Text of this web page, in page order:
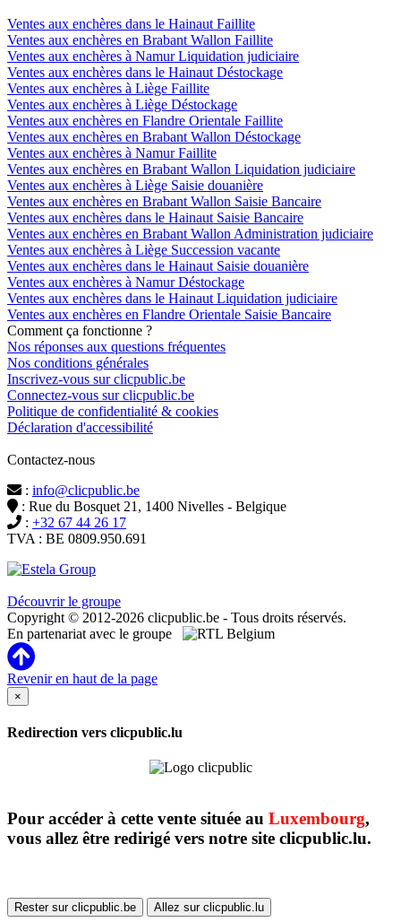
Ventes aux enchères dans le Hainaut Faillite
Ventes aux enchères en Brabant Wallon Faillite
Ventes aux enchères à Namur Liquidation judiciaire
Ventes aux enchères dans le Hainaut Déstockage
Ventes aux enchères à Liège Faillite
Ventes aux enchères à Liège Déstockage
Ventes aux enchères en Flandre Orientale Faillite
Ventes aux enchères en Brabant Wallon Déstockage
Ventes aux enchères à Namur Faillite
Ventes aux enchères en Brabant Wallon Liquidation judiciaire
Ventes aux enchères à Liège Saisie douanière
Ventes aux enchères en Brabant Wallon Saisie Bancaire
Ventes aux enchères dans le Hainaut Saisie Bancaire
Ventes aux enchères en Brabant Wallon Administration judiciaire
Ventes aux enchères à Liège Succession vacante
Ventes aux enchères dans le Hainaut Saisie douanière
Ventes aux enchères à Namur Déstockage
Ventes aux enchères dans le Hainaut Liquidation judiciaire
Ventes aux enchères en Flandre Orientale Saisie Bancaire
Comment ça fonctionne ?
Nos réponses aux questions fréquentes
Nos conditions générales
Inscrivez-vous sur clicpublic.be
Connectez-vous sur clicpublic.be
Politique de confidentialité & cookies
Déclaration d'accessibilité
Contactez-nous
: info@clicpublic.be
: Rue du Bosquet 21, 1400 Nivelles - Belgique
: +32 67 44 26 17
TVA : BE 0809.950.691
Découvrir le groupe
Copyright © 2012-2026 clicpublic.be - Tous droits réservés.
En partenariat avec le groupe
Revenir en haut de la page
×
Redirection vers clicpublic.lu
Pour accéder à cette vente située au Luxembourg,
vous allez être redirigé vers notre site clicpublic.lu.
Rester sur clicpublic.be Allez sur clicpublic.lu